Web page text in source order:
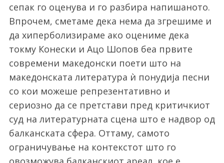
сепак го оценува и го разбира напишаното.
Впрочем, сметаме дека нема да згрешиме и
да хиперболизираме ако оцениме дека
токму Конески и Ацо Шопов беа првите
современи македонски поети што на
македонската литература ѝ понудија песни
со кои можеше репрезентативно и
сериозно да се претстави пред критичкиот
суд на литературната сцена што е надвор од
балканската сфера. Оттаму, самото
ограничување на контекстот што го
r
: